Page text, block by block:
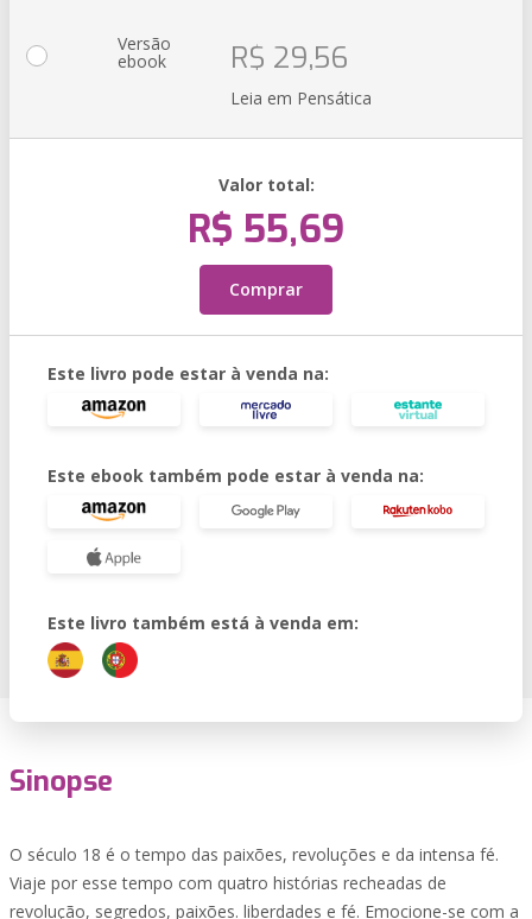
Versão
ebook R$ 29,56
Leia em Pensática
Valor total:
R$ 55,69
Comprar
Este livro pode estar à venda na:
Este ebook também pode estar à venda na:
Este livro também está à venda em:
Sinopse
O século 18 é o tempo das paixões, revoluções e da intensa fé.
Viaje por esse tempo com quatro histórias recheadas de
revolução, segredos, paixões. liberdades e fé. Emocione-se com a